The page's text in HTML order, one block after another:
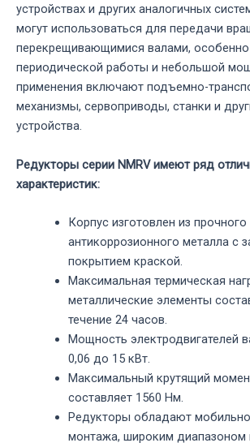
устройствах и других аналогичных
могут использоваться для передачи
перекрещивающимися валами, особенно
периодической работы и небольшой
применения включают подъемно-
механизмы, сервоприводы, станки и
устройства.
Редукторы серии NMRV имеют ряд
характеристик:
Корпус изготовлен из прочного
антикоррозионного металла с
покрытием краской.
Максимальная термическая
металлические элементы
течение 24 часов.
Мощность электродвигателей
0,06 до 15 кВт.
Максимальный крутящий
составляет 1560 Нм.
Редукторы обладают
монтажа, широким диапазоном